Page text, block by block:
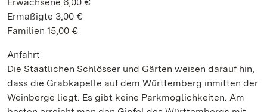
Ermäßigte 3,00 €
Familien 15,00 €
Anfahrt
Die Staatlichen Schlösser und Gärten weisen darauf hin,
dass die Grabkapelle auf dem Württemberg inmitten der
Weinberge liegt: Es gibt keine Parkmöglichkeiten. Am